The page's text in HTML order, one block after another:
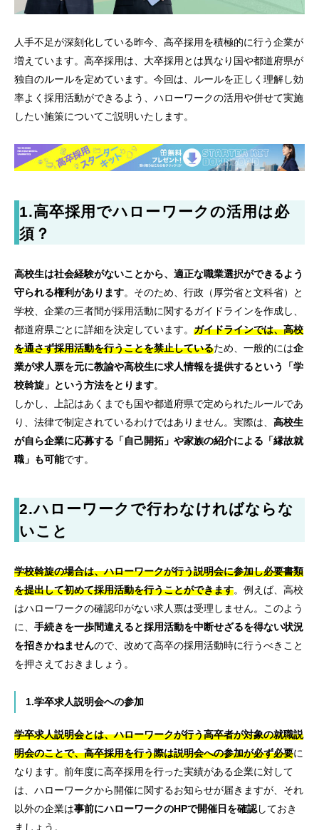
人手不足が深刻化している昨今、高卒採用を積極的に行う企業が
増えています。高卒採用は、大卒採用とは異なり国や都道府県が
独自のルールを定めています。今回は、ルールを正しく理解し効
率よく採用活動ができるよう、ハローワークの活用や併せて実施
したい施策についてご説明いたします。
1.高卒採用でハローワークの活用は必
須？
高校生は社会経験がないことから、適正な職業選択ができるよう
守られる権利があります。そのため、行政（厚労省と文科省）と
学校、企業の三者間が採用活動に関するガイドラインを作成し、
都道府県ごとに詳細を決定しています。 ガイドラインでは、高校
を通さず採用活動を行うことを禁止しているため、一般的には企
業が求人票を元に教諭や高校生に求人情報を提供するという「学
校斡旋」という方法をとります。
しかし、上記はあくまでも国や都道府県で定められたルールであ
り、法律で制定されているわけではありません。実際は、 高校生
が自ら企業に応募する「自己開拓」や家族の紹介による「縁故就
職」も可能です。
2.ハローワークで行わなければならな
いこと
学校斡旋の場合は、ハローワークが行う説明会に参加し必要書類
を提出して初めて採用活動を行うことができます。例えば、高校
はハローワークの確認印がない求人票は受理しません。このよう
に、 手続きを一歩間違えると採用活動を中断せざるを得ない状況
を招きかねませんので、改めて高卒の採用活動時に行うべきこと
を押さえておきましょう。
1.学卒求人説明会への参加
学卒求人説明会とは、ハローワークが行う高卒者が対象の就職説
明会のことで、高卒採用を行う際は説明会への参加が必ず必要に
なります。前年度に高卒採用を行った実績がある企業に対して
は、ハローワークから開催に関するお知らせが届きますが、それ
以外の企業は事前にハローワークのHPで開催日を確認しておき
ましょう。